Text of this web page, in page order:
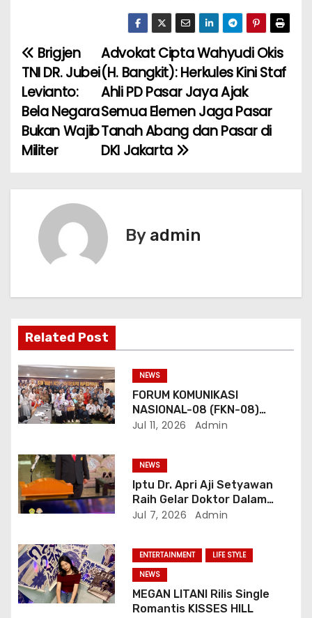
N
a
v
i
p
o
s
Advokat Cipta Wahyudi Okis
(H. Bangkit): Herkules Kini Staf
Ahli PD Pasar Jaya Ajak
Semua Elemen Jaga Pasar
Tanah Abang dan Pasar di
DKI Jakarta
Brigjen
TNI DR. Jubei
Levianto:
Bela Negara
Bukan Wajib
Militer
By admin
Related Post
NEWS
FORUM KOMUNIKASI
NASIONAL-08 (FKN-08)
Dukung Program
Jul 11, 2026 Admin
NEWS
Iptu Dr. Apri Aji Setyawan
Raih Gelar Doktor Dalam
Sidang Terbuka Promosi
Jul 7, 2026 Admin
ENTERTAINMENT
LIFE STYLE
NEWS
MEGAN LITANI Rilis Single
Romantis KISSES HILL